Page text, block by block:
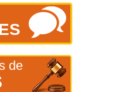
de